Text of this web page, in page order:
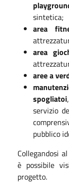
sintetica;
area
area
aree a
spogliatoi
servizio
pubblico
Collegandosi
è possibile
progetto.